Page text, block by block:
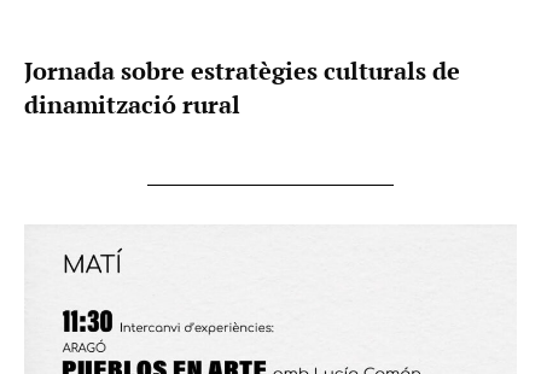
Jornada sobre estratègies culturals de
dinamització rural